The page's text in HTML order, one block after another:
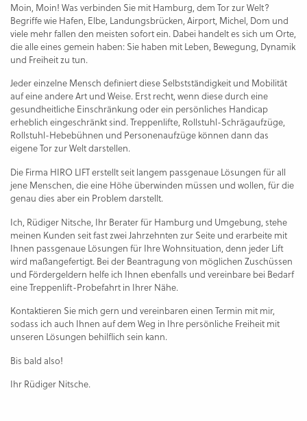
Moin, Moin! Was verbinden Sie mit Hamburg, dem Tor zur Welt?
Begriffe wie Hafen, Elbe, Landungsbrücken, Airport, Michel, Dom und
viele mehr fallen den meisten sofort ein. Dabei handelt es sich um Orte,
die alle eines gemein haben: Sie haben mit Leben, Bewegung, Dynamik
und Freiheit zu tun.
Jeder einzelne Mensch definiert diese Selbstständigkeit und Mobilität
auf eine andere Art und Weise. Erst recht, wenn diese durch eine
gesundheitliche Einschränkung oder ein persönliches Handicap
erheblich eingeschränkt sind. Treppenlifte, Rollstuhl-Schrägaufzüge,
Rollstuhl-Hebebühnen und Personenaufzüge können dann das
eigene Tor zur Welt darstellen.
Die Firma HIRO LIFT erstellt seit langem passgenaue Lösungen für all
jene Menschen, die eine Höhe überwinden müssen und wollen, für die
genau dies aber ein Problem darstellt.
Ich, Rüdiger Nitsche, Ihr Berater für Hamburg und Umgebung, stehe
meinen Kunden seit fast zwei Jahrzehnten zur Seite und erarbeite mit
Ihnen passgenaue Lösungen für Ihre Wohnsituation, denn jeder Lift
wird maßangefertigt. Bei der Beantragung von möglichen Zuschüssen
und Fördergeldern helfe ich Ihnen ebenfalls und vereinbare bei Bedarf
eine Treppenlift-Probefahrt in Ihrer Nähe.
Kontaktieren Sie mich gern und vereinbaren einen Termin mit mir,
sodass ich auch Ihnen auf dem Weg in Ihre persönliche Freiheit mit
unseren Lösungen behilflich sein kann.
Bis bald also!
Ihr Rüdiger Nitsche.